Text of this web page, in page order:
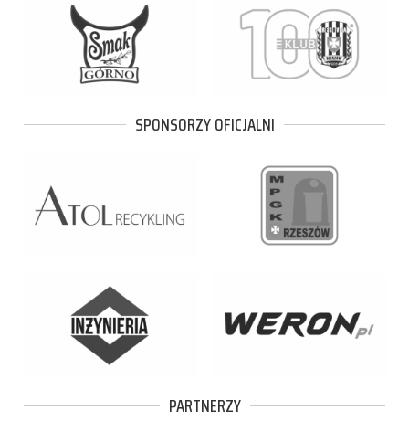
SPONSORZY OFICJALNI
PARTNERZY